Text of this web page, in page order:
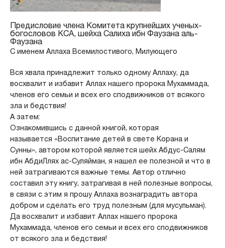
Предисловие члена Комитета крупнейших ученых-
богословов КСА, шейха Салиха ибн Фаузана аль-
Фаузана
С именем Аллаха Всемилостивого, Милующего
Вся хвала принадлежит только одному Аллаху, да
восхвалит и избавит Аллах нашего пророка Мухаммада,
членов его семьи и всех его сподвижников от всякого
зла и бедствия!
А затем:
Ознакомившись с данной книгой, которая
называется «Воспитание детей в свете Корана и
Сунны», автором которой является шейх Абдус-Салям
ибн АбдиЛлях ас-Суляйман, я нашел ее полезной и что в
ней затрагиваются важные темы. Автор отлично
составил эту книгу, затрагивая в ней полезные вопросы,
в связи с этим я прошу Аллаха вознаградить автора
добром и сделать его труд полезным (для мусульман).
Да восхвалит и избавит Аллах нашего пророка
Мухаммада, членов его семьи и всех его сподвижников
от всякого зла и бедствия!